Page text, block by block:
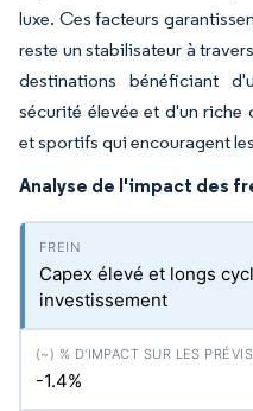
luxe. Ces facteurs
reste un stabilisateur à
destinations bénéficiant
sécurité élevée et d'un riche
et sportifs qui encouragent
Analyse de l'impact des
Capex élevé et longs
investissement
-1.4%